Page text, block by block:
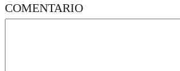
COMENTARIO